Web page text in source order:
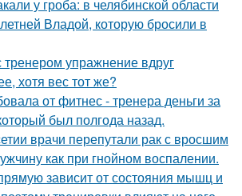
у гроба: в челябинской области
Владой, которую бросили в
упражнение вдруг
хотя вес тот же?
от фитнес - тренера деньги за
был полгода назад.
врачи перепутали рак с вросшим
как при гнойном воспалении.
зависит от состояния мышц и